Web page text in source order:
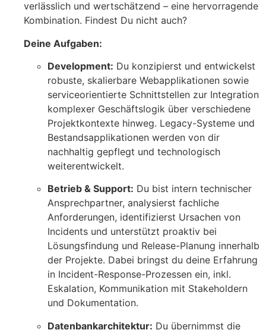
verlässlich und wertschätzend – eine hervorragende
Kombination. Findest Du nicht auch?
Deine Aufgaben:
Development: Du konzipierst und entwickelst
robuste, skalierbare Webapplikationen sowie
serviceorientierte Schnittstellen zur Integration
komplexer Geschäftslogik über verschiedene
Projektkontexte hinweg. Legacy-Systeme und
Bestandsapplikationen werden von dir
nachhaltig gepflegt und technologisch
weiterentwickelt.
Betrieb & Support: Du bist intern technischer
Ansprechpartner, analysierst fachliche
Anforderungen, identifizierst Ursachen von
Incidents und unterstützt proaktiv bei
Lösungsfindung und Release-Planung innerhalb
der Projekte. Dabei bringst du deine Erfahrung
in Incident-Response-Prozessen ein, inkl.
Eskalation, Kommunikation mit Stakeholdern
und Dokumentation.
Datenbankarchitektur: Du übernimmst die